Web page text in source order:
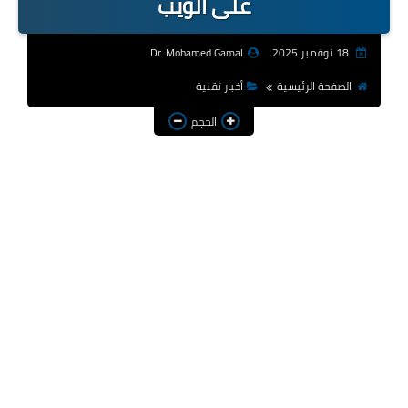
منوعات تقنية
مواقع
18 نوفمبر 2025
Dr. Mohamed Gamal
الصفحة الرئيسية
أخبار تقنية
الحجم